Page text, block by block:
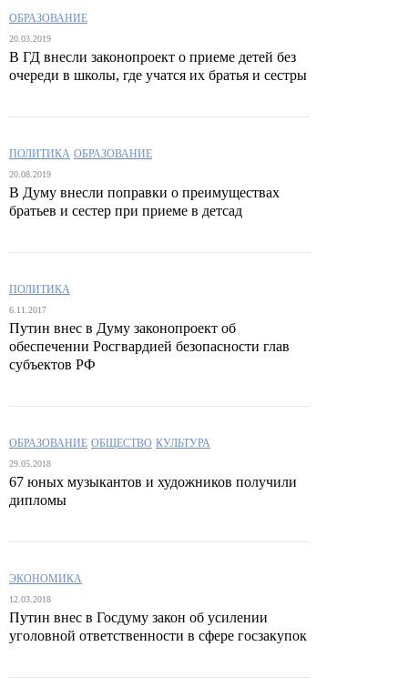
ОБРАЗОВАНИЕ
20.03.2019
В ГД внесли законопроект о приеме детей без
очереди в школы, где учатся их братья и сестры
ПОЛИТИКА ОБРАЗОВАНИЕ
20.08.2019
В Думу внесли поправки о преимуществах
братьев и сестер при приеме в детсад
ПОЛИТИКА
6.11.2017
Путин внес в Думу законопроект об
обеспечении Росгвардией безопасности глав
субъектов РФ
ОБРАЗОВАНИЕ ОБЩЕСТВО КУЛЬТУРА
29.05.2018
67 юных музыкантов и художников получили
дипломы
ЭКОНОМИКА
12.03.2018
Путин внес в Госдуму закон об усилении
уголовной ответственности в сфере госзакупок‍